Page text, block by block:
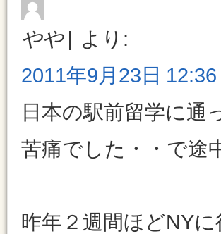
やや
より:
2011年9月23日 12:36
日本の駅前留学に
苦痛でした・・で途
昨年２週間ほどNY